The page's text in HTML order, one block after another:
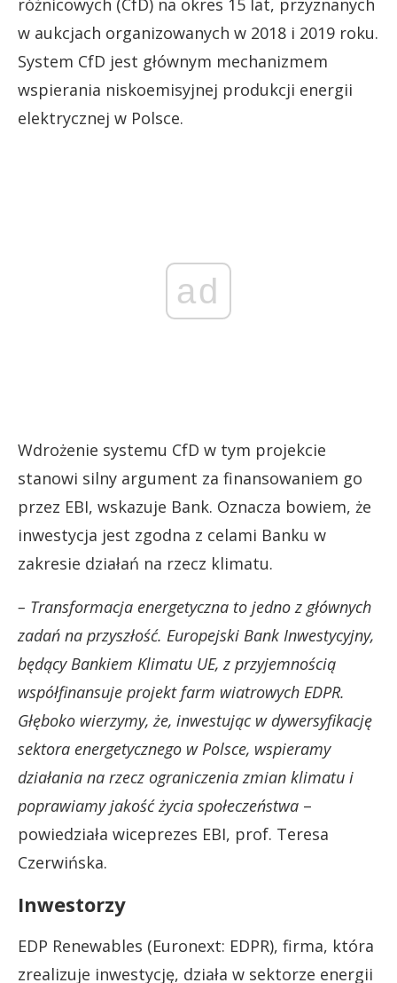
w aukcjach organizowanych w 2018 i 2019 roku.
System CfD jest głównym mechanizmem
wspierania niskoemisyjnej produkcji energii
elektrycznej w Polsce.
ad
Wdrożenie systemu CfD w tym projekcie
stanowi silny argument za finansowaniem go
przez EBI, wskazuje Bank. Oznacza bowiem, że
inwestycja jest zgodna z celami Banku w
zakresie działań na rzecz klimatu.
– Transformacja energetyczna to jedno z głównych
zadań na przyszłość. Europejski Bank Inwestycyjny,
będący Bankiem Klimatu UE, z przyjemnością
współfinansuje projekt farm wiatrowych EDPR.
Głęboko wierzymy, że, inwestując w dywersyfikację
sektora energetycznego w Polsce, wspieramy
działania na rzecz ograniczenia zmian klimatu i
poprawiamy jakość życia społeczeństwa –
powiedziała wiceprezes EBI, prof. Teresa
Czerwińska.
Inwestorzy
EDP ​​Renewables (Euronext: EDPR), firma, która
zrealizuje inwestycję, działa w sektorze energii